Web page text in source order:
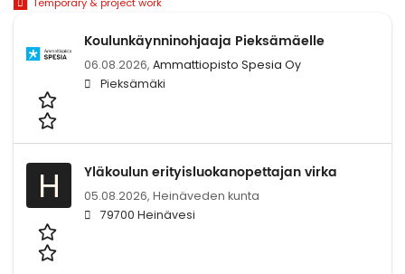
Koulunkäynninohjaaja Pieksämäelle
06.08.2026, Ammattiopisto Spesia Oy
Pieksämäki
H Yläkoulun erityisluokanopettajan virka
05.08.2026, Heinäveden kunta
79700 Heinävesi